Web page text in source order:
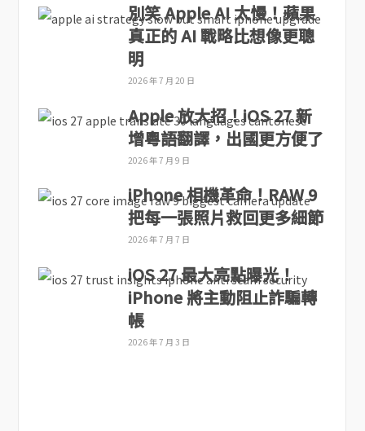
別笑 Apple AI 太慢！蘋果
真正的 AI 戰略比想像更聰
明
2026 年 7 月 20 日
Apple 放大招！iOS 27 新
增粵語翻譯，出國更方便了
2026 年 7 月 9 日
iPhone 相機革命！RAW 9
把每一張照片救回更多細節
2026 年 7 月 7 日
iOS 27 最大亮點曝光！
iPhone 將主動阻止詐騙轉
帳
2026 年 7 月 3 日